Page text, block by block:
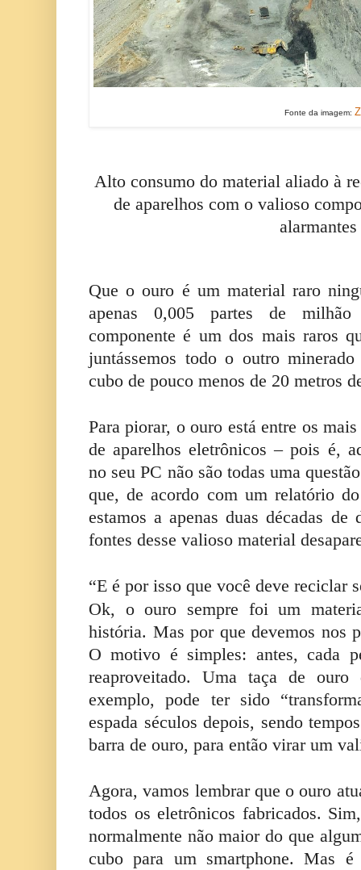
Fonte da imagem:
Alto consumo do material aliado à
de aparelhos com o valioso
alarmantes
Que o ouro é um material raro
apenas 0,005 partes de
componente é um dos mais raros
juntássemos todo o outro
cubo de pouco menos de 20 metros
Para piorar, o ouro está entre os
de aparelhos eletrônicos – pois é,
no seu PC não são todas uma
que, de acordo com um relatório
estamos a apenas duas décadas de
fontes desse valioso material
“E é por isso que você deve reciclar
Ok, o ouro sempre foi um
história. Mas por que devemos nos
O motivo é simples: antes, cada
reaproveitado. Uma taça de
exemplo, pode ter sido
espada séculos depois, sendo
barra de ouro, para então virar um
Agora, vamos lembrar que o ouro
todos os eletrônicos fabricados.
normalmente não maior do que
cubo para um smartphone. Mas é